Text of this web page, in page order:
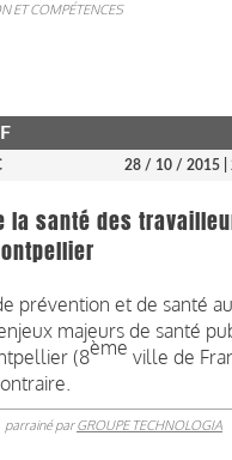
ET COMPÉTENCES
28 / 10 / 2015
la santé des
prévention et de santé
majeurs de santé
(8ème ville de
parrainé parGROUPE TECHNOLOGIA